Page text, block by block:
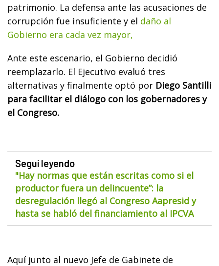
patrimonio. La defensa ante las acusaciones de
corrupción fue insuficiente y el daño al
Gobierno era cada vez mayor,
Ante este escenario, el Gobierno decidió
reemplazarlo. El Ejecutivo evaluó tres
alternativas y finalmente optó por Diego Santilli
para facilitar el diálogo con los gobernadores y
el Congreso.
Seguí leyendo
"Hay normas que están escritas como si el
productor fuera un delincuente”: la
desregulación llegó al Congreso Aapresid y
hasta se habló del financiamiento al IPCVA
Aquí junto al nuevo Jefe de Gabinete de